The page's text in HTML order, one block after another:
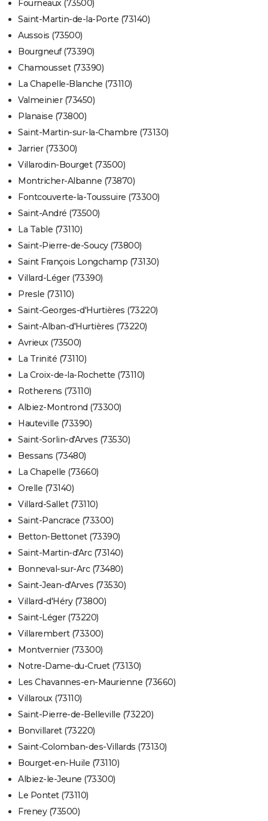
Fourneaux (73500)
Saint-Martin-de-la-Porte (73140)
Aussois (73500)
Bourgneuf (73390)
Chamousset (73390)
La Chapelle-Blanche (73110)
Valmeinier (73450)
Planaise (73800)
Saint-Martin-sur-la-Chambre (73130)
Jarrier (73300)
Villarodin-Bourget (73500)
Montricher-Albanne (73870)
Fontcouverte-la-Toussuire (73300)
Saint-André (73500)
La Table (73110)
Saint-Pierre-de-Soucy (73800)
Saint François Longchamp (73130)
Villard-Léger (73390)
Presle (73110)
Saint-Georges-d'Hurtières (73220)
Saint-Alban-d'Hurtières (73220)
Avrieux (73500)
La Trinité (73110)
La Croix-de-la-Rochette (73110)
Rotherens (73110)
Albiez-Montrond (73300)
Hauteville (73390)
Saint-Sorlin-d'Arves (73530)
Bessans (73480)
La Chapelle (73660)
Orelle (73140)
Villard-Sallet (73110)
Saint-Pancrace (73300)
Betton-Bettonet (73390)
Saint-Martin-d'Arc (73140)
Bonneval-sur-Arc (73480)
Saint-Jean-d'Arves (73530)
Villard-d'Héry (73800)
Saint-Léger (73220)
Villarembert (73300)
Montvernier (73300)
Notre-Dame-du-Cruet (73130)
Les Chavannes-en-Maurienne (73660)
Villaroux (73110)
Saint-Pierre-de-Belleville (73220)
Bonvillaret (73220)
Saint-Colomban-des-Villards (73130)
Bourget-en-Huile (73110)
Albiez-le-Jeune (73300)
Le Pontet (73110)
Freney (73500)